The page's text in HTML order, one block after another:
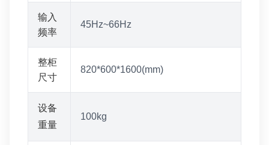
输入
频率
45Hz~66Hz
整柜
尺寸
820*600*1600(mm)
设备
重量
100kg